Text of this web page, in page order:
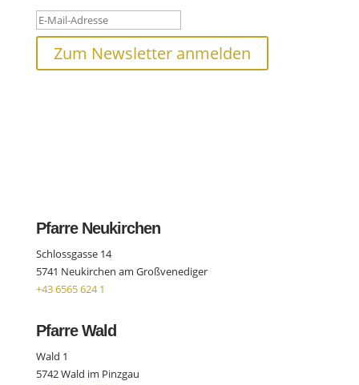
Zum Newsletter anmelden
Pfarre Neukirchen
Schlossgasse 14
5741 Neukirchen am Großvenediger
+43 6565 624 1
Pfarre Wald
Wald 1
5742 Wald im Pinzgau